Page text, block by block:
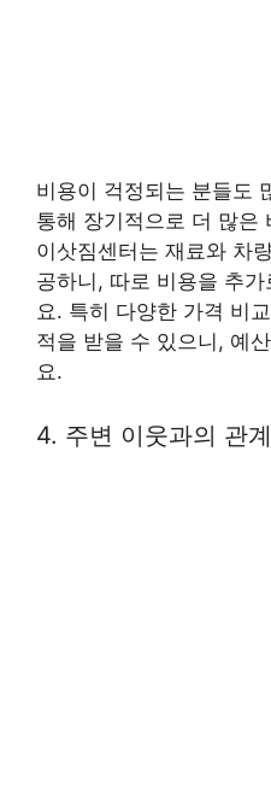
비용이 걱정되는 분들도
통해 장기적으로 더 많은
이삿짐센터는 재료와 차
공하니, 따로 비용을 추
요. 특히 다양한 가격 비
적을 받을 수 있으니, 예
요.
4. 주변 이웃과의 관계